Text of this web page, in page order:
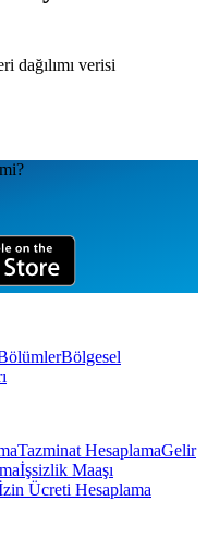
dağılımı verisi
Bölgesel
Tazminat HesaplamaGelir
İşsizlik Maaşı
Ücreti Hesaplama